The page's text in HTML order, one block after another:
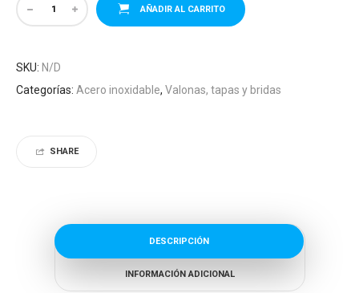
AÑADIR AL CARRITO
SKU: N/D
Categorías: Acero inoxidable, Valonas, tapas y bridas
SHARE
DESCRIPCIÓN
INFORMACIÓN ADICIONAL